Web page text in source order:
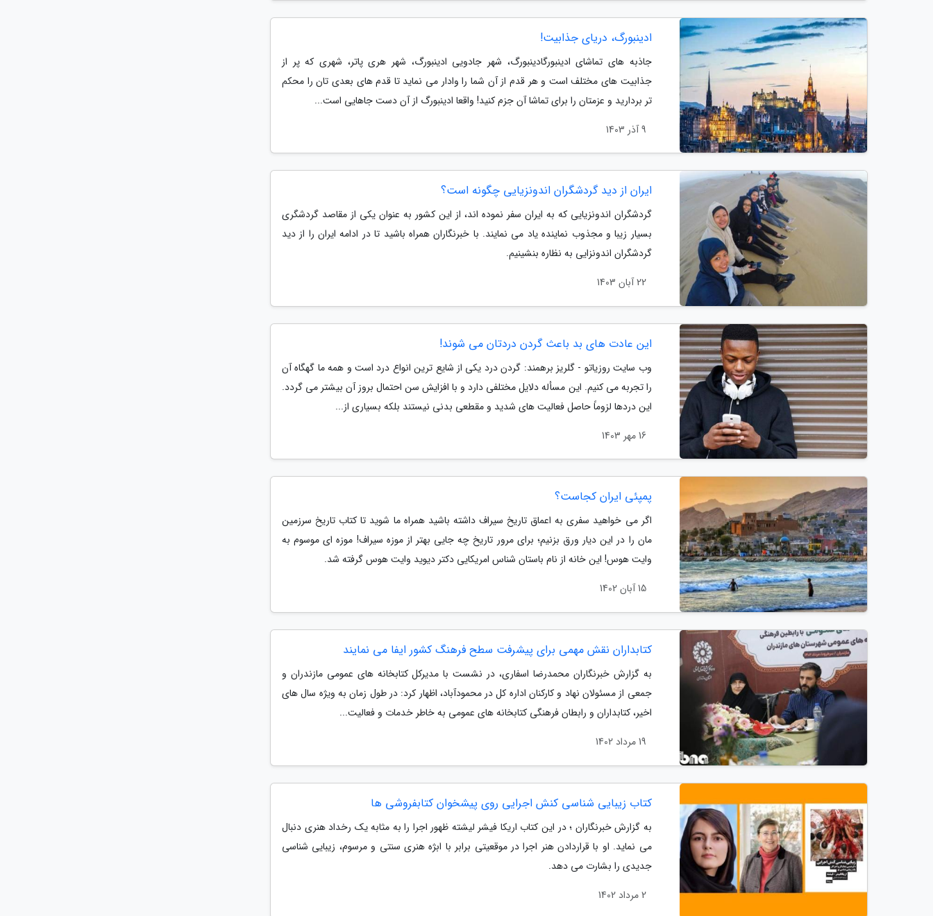
ادینبورگ، دریای جذابیت!
جاذبه های تماشای ادینبورگادینبورگ، شهر جادویی ادینبورگ، شهر هری پاتر، شهری که پر از
جذابیت های مختلف است و هر قدم از آن شما را وادار می نماید تا قدم های بعدی تان را محکم
تر بردارید و عزمتان را برای تماشا آن جزم کنید! واقعا ادینبورگ از آن دست جاهایی است...
9 آذر 1403
ایران از دید گردشگران اندونزیایی چگونه است؟
گردشگران اندونزیایی که به ایران سفر نموده اند، از این کشور به عنوان یکی از مقاصد گردشگری
بسیار زیبا و مجذوب نماینده یاد می نمایند. با خبرنگاران همراه باشید تا در ادامه ایران را از دید
گردشگران اندونزایی به نظاره بنشینیم.
22 آبان 1403
این عادت های بد باعث گردن دردتان می شوند!
وب سایت روزیاتو - گلریز برهمند: گردن درد یکی از شایع ترین انواع درد است و همه ما گهگاه آن
را تجربه می کنیم. این مسأله دلایل مختلفی دارد و با افزایش سن احتمال بروز آن بیشتر می گردد.
این دردها لزوماً حاصل فعالیت های شدید و مقطعی بدنی نیستند بلکه بسیاری از...
16 مهر 1403
پمپئی ایران کجاست؟
اگر می خواهید سفری به اعماق تاریخ سیراف داشته باشید همراه ما شوید تا کتاب تاریخ سرزمین
مان را در این دیار ورق بزنیم؛ برای مرور تاریخ چه جایی بهتر از موزه سیراف! موزه ای موسوم به
وایت هوس! این خانه از نام باستان شناس امریکایی دکتر دیوید وایت هوس گرفته شد.
15 آبان 1402
کتابداران نقش مهمی برای پیشرفت سطح فرهنگ کشور ایفا می نمایند
به گزارش خبرنگاران محمدرضا اسفاری، در نشست با مدیرکل کتابخانه های عمومی مازندران و
جمعی از مسئولان نهاد و کارکنان اداره کل در محمودآباد، اظهار کرد: در طول زمان به ویژه سال های
اخیر، کتابداران و رابطان فرهنگی کتابخانه های عمومی به خاطر خدمات و فعالیت...
19 مرداد 1402
کتاب زیبایی شناسی کنش اجرایی روی پیشخوان کتابفروشی ها
به گزارش خبرنگاران ؛ در این کتاب اریکا فیشر لیشته ظهور اجرا را به مثابه یک رخداد هنری دنبال
می نماید. او با قراردادن هنر اجرا در موقعیتی برابر با ابژه هنری سنتی و مرسوم، زیبایی شناسی
جدیدی را بشارت می دهد.
2 مرداد 1402